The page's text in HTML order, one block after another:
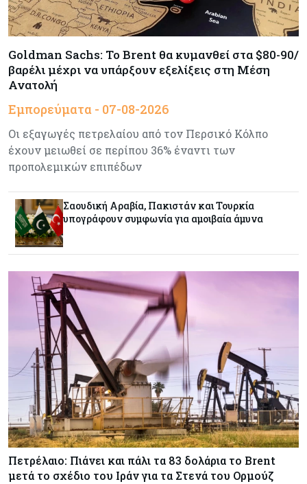
Banking 06-08-2026
Commerzbank: Η Όρλοπ αλλάζει στάση
απέναντι στη UniCredit ενόψει κρίσιμων
Κόσμος
«Spider-Man: Brand New Day»: Έφτασε το 1
δισ. εισπράξεις σε μόλις 6 ημέρες
Κύπρος 06-08-2026
Eurostat: Ετήσια αύξηση 5% του όγκου λιανικού
εμπορίου στην Κύπρο τον Ιούνιο
Στην κυκλοφορία ο νέος δρόμος Λάρνακας –
Δεκέλειας μετά από 26 χρόνια
Tech
SoftBank: Κέρδη 8,5 δισ. δολαρίων από την
Intel – Ξεπέρασε τις εκτιμήσεις εν αναμονή της
εισαγωγής της OpenAI
Κύπρος 06-08-2026
Καύσιμα και στέγαση κράτησαν τον πληθωρισμό
στο 2,9%
Goldman Sachs: Το Brent θα κυμανθεί στα $80-90/
βαρέλι μέχρι να υπάρξουν εξελίξεις στη Μέση
Ανατολή
Εμπορεύματα - 07-08-2026
Οι εξαγωγές πετρελαίου από τον Περσικό Κόλπο
έχουν μειωθεί σε περίπου 36% έναντι των
προπολεμικών επιπέδων
Σαουδική Αραβία, Πακιστάν και Τουρκία
υπογράφουν συμφωνία για αμοιβαία άμυνα
Πετρέλαιο: Πιάνει και πάλι τα 83 δολάρια το Brent
μετά το σχέδιο του Ιράν για τα Στενά του Ορμούζ